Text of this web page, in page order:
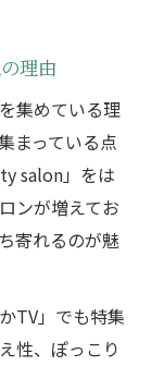
理由
集めている理
まっている点
salon」をは
ンが増えてお
寄れるのが魅
TV」でも特集
性、ぽっこり